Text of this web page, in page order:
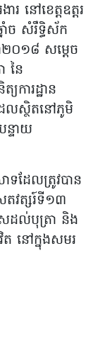
នៅខេត្តឧត្តរ
ាំច សំរឹទ្ធិស័ក
២០១៨ សម្តេច
នៃ
ការដ្ឋាន
លស្ថិតនៅភូមិ
ន្ទាយ
ាទដែលត្រូវបាន
វត្សរ៍ទី១៣
សដល់បុត្រា និង
នៅក្នុងសមរ